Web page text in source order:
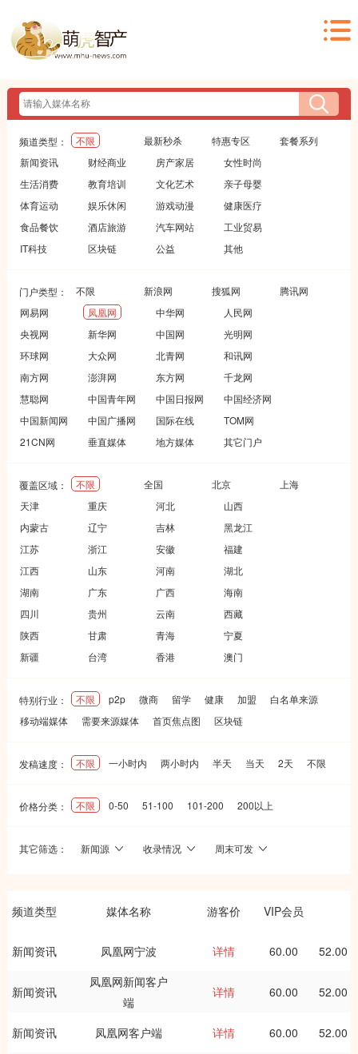
频道类型： 不限 最新秒杀 特惠专区
套餐系列
新闻资讯
财经商业 房产家居
女性时尚
生活消费
教育培训 文化艺术
亲子母婴
体育运动
娱乐休闲 游戏动漫
健康医疗
食品餐饮
酒店旅游 汽车网站
工业贸易
IT科技
区块链 公益 其他
门户类型： 不限 新浪网 搜狐网
腾讯网
网易网
凤凰网 中华网
人民网
央视网
新华网 中国网
光明网
环球网
大众网 北青网
和讯网
南方网
澎湃网 东方网
千龙网
慧聪网
中国青年网 中国日报网
中国经济网
中国新闻网
中国广播网 国际在线
TOM网
21CN网
垂直媒体 地方媒体 其它门户
覆盖区域： 不限 全国 北京
上海
天津
重庆 河北
山西
内蒙古
辽宁 吉林
黑龙江
江苏
浙江 安徽
福建
江西
山东 河南
湖北
湖南
广东 广西
海南
四川
贵州 云南
西藏
陕西
甘肃 青海
宁夏
新疆
台湾 香港 澳门
特别行业： 不限 p2p 微商 留学 健康 加盟
白名单来源
移动端媒体
需要来源媒体 首页焦点图 区块链
发稿速度： 不限 一小时内 两小时内 半天 当天 2天 不限
价格分类： 不限 0-50 51-100 101-200 200以上
其它筛选： 新闻源 收录情况 周末可发
频道类型 媒体名称 游客价 VIP会员
新闻资讯 凤凰网宁波 详情 60.00 52.00
新闻资讯
凤凰网新闻客户
端
详情 60.00 52.00
新闻资讯 凤凰网客户端 详情 60.00 52.00